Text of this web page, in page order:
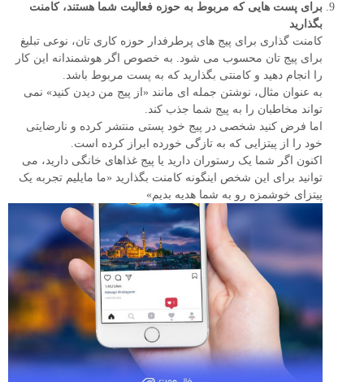
برای پست هایی که مربوط به حوزه فعالیت شما هستند، کامنت
بگذارید
کامنت گذاری برای پیج های پرطرفدار حوزه کاری تان، نوعی تبلیغ
برای پیج تان محسوب می شود. به خصوص اگر هوشمندانه این کار
را انجام دهید و کامنتی بگذارید که به پست مربوط باشد.
به عنوان مثال، نوشتن جمله ای مانند «از پیج من دیدن کنید» نمی
تواند مخاطبان را به پیج شما جذب کند.
اما فرض کنید شخصی در پیج خود پستی منتشر کرده و نارضایتی
خود را از پیتزایی که به تازگی خورده ابراز کرده است.
اکنون اگر شما یک رستوران دارید یا پیج غذاهای خانگی دارید، می
توانید برای این شخص اینگونه کامنت بگذارید «ما مایلیم تجربه یک
پیتزای خوشمزه رو به شما هدیه بدیم»